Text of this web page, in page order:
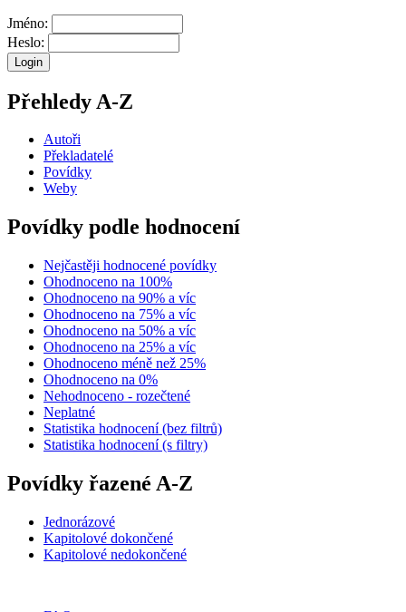
Jméno:
Heslo:
Přehledy A-Z
Autoři
Překladatelé
Povídky
Weby
Povídky podle hodnocení
Nejčastěji hodnocené povídky
Ohodnoceno na 100%
Ohodnoceno na 90% a víc
Ohodnoceno na 75% a víc
Ohodnoceno na 50% a víc
Ohodnoceno na 25% a víc
Ohodnoceno méně než 25%
Ohodnoceno na 0%
Nehodnoceno - rozečtené
Neplatné
Statistika hodnocení (bez filtrů)
Statistika hodnocení (s filtry)
Povídky řazené A-Z
Jednorázové
Kapitolové dokončené
Kapitolové nedokončené